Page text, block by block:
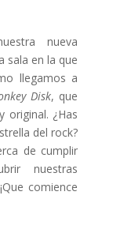
nueva
sala en la que
llegamos a
Disk, que
original. ¿Has
del rock?
de cumplir
nuestras
comience